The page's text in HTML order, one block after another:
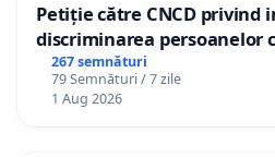
Petiție către CNCD privind
discriminarea persoanelor
către utilizatorul TikTok
267 semnături
79 Semnături / 7 zile
1 Aug 2026